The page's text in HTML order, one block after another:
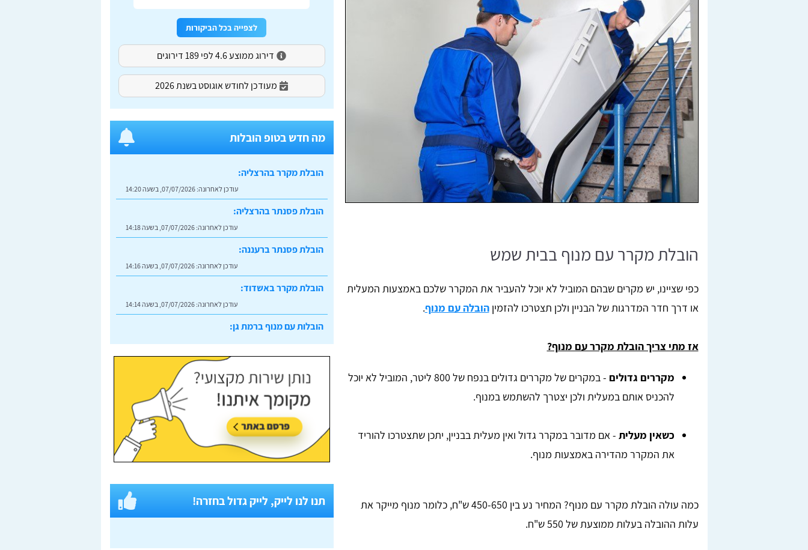
הובלת מקרר עם מנוף בבית שמש
כפי שציינו, יש מקרים שבהם המוביל לא יוכל להעביר את המקרר שלכם באמצעות המעלית
או דרך חדר המדרגות של הבניין ולכן תצטרכו להזמיןהובלה עם מנוף.
אז מתי צריך הובלת מקרר עם מנוף?
מקררים גדולים
- במקרים של מקררים גדולים בנפח של 800 ליטר, המוביל לא יוכל
להכניס אותם במעלית ולכן יצטרך להשתמש במנוף.
כשאין מעלית - אם מדובר במקרר גדול ואין מעלית בבניין, יתכן שתצטרכו להוריד
את המקרר מהדירה באמצעות מנוף.
כמה עולה הובלת מקרר עם מנוף? המחיר נע בין 450-650 ש"ח, כלומר מנוף מייקר את
עלות ההובלה בעלות ממוצעת של 550 ש"ח.
לצפייה בכל הביקורות
דירוג ממוצע 4.6 לפי 189 דירוגים
מעודכן לחודש אוגוסט בשנת 2026
מה חדש בטופ הובלות
הובלת מקרר בהרצליה:
עודכן לאחרונה:07/07/2026, בשעה 14:20
הובלת פסנתר בהרצליה:
עודכן לאחרונה:07/07/2026, בשעה 14:18
הובלת פסנתר ברעננה:
עודכן לאחרונה:07/07/2026, בשעה 14:16
הובלת מקרר באשדוד:
עודכן לאחרונה:07/07/2026, בשעה 14:14
הובלות עם מנוף ברמת גן:
עודכן לאחרונה:07/07/2026, בשעה 14:23
תנו לנו לייק, לייק גדול בחזרה!